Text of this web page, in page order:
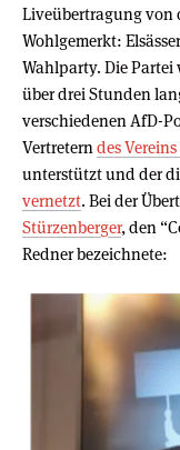
Liveübertragung von
Wohlgemerkt:
Wahlparty. Die Partei
über drei Stunden
verschiedenen AfD-
Vertreterndes
unterstützt und der
vernetzt. Bei der
Stürzenberger, den
Redner bezeichnete: